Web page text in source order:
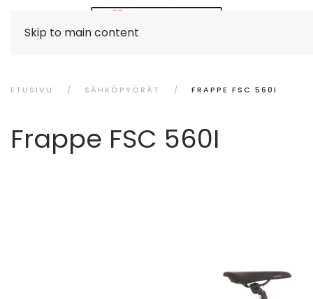
Skip to main content
ETUSIVU SÄHKÖPYÖRÄT FRAPPE FSC 560I
Frappe FSC 560I